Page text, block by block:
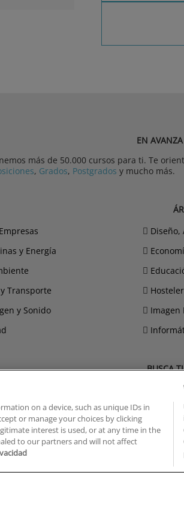
EN
más de 50.000 cursos para ti. Te
, Grados, Postgrados y mucho más.
y Energía
Transporte
y Sonido
Diseño,
Imagen
BUSCA
Cursos en Ciudad Real
Cursos en Cáceres
Cursos en Cádiz
Cursos en Córdoba
Cursos en Girona
on a device, such as unique IDs in
or manage your choices by clicking
interest is used, or at any time in the
to our partners and will not affect